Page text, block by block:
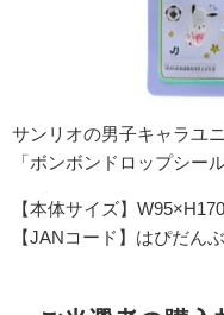
サンリオの男子キャラユ
「ボンボンドロップシー
【本体サイズ】
【JANコード】はぴだん